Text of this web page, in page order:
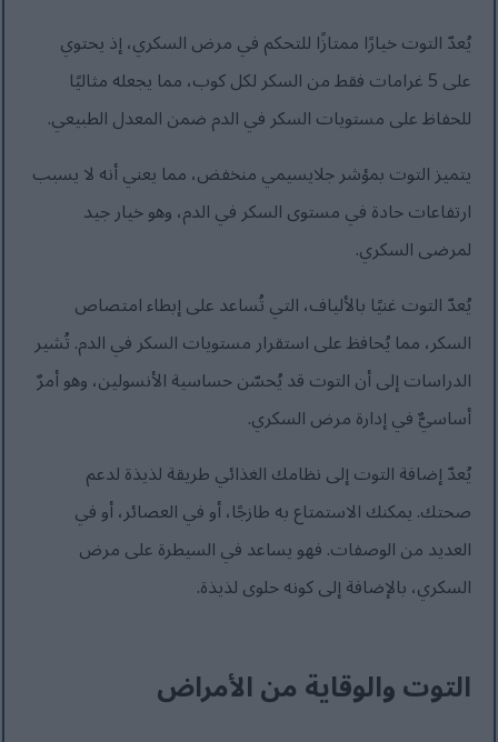
يُعدّ التوت خيارًا ممتازًا للتحكم في مرض السكري، إذ يحتوي
على 5 غرامات فقط من السكر لكل كوب، مما يجعله مثاليًا
للحفاظ على مستويات السكر في الدم ضمن المعدل الطبيعي.
يتميز التوت بمؤشر جلايسيمي منخفض، مما يعني أنه لا يسبب
ارتفاعات حادة في مستوى السكر في الدم، وهو خيار جيد
لمرضى السكري.
يُعدّ التوت غنيًا بالألياف، التي تُساعد على إبطاء امتصاص
السكر، مما يُحافظ على استقرار مستويات السكر في الدم. تُشير
الدراسات إلى أن التوت قد يُحسّن حساسية الأنسولين، وهو أمرٌ
أساسيٌّ في إدارة مرض السكري.
يُعدّ إضافة التوت إلى نظامك الغذائي طريقة لذيذة لدعم
صحتك. يمكنك الاستمتاع به طازجًا، أو في العصائر، أو في
العديد من الوصفات. فهو يساعد في السيطرة على مرض
السكري، بالإضافة إلى كونه حلوى لذيذة.
التوت والوقاية من الأمراض